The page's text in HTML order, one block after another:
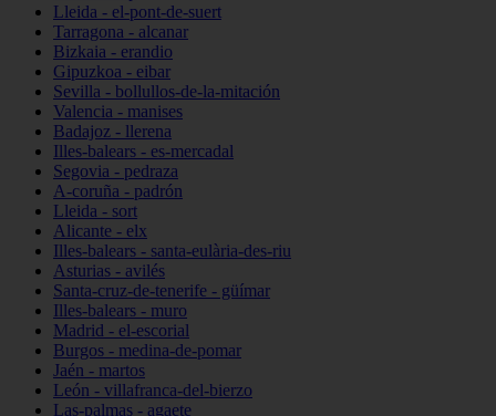
Lleida - el-pont-de-suert
Tarragona - alcanar
Bizkaia - erandio
Gipuzkoa - eibar
Sevilla - bollullos-de-la-mitación
Valencia - manises
Badajoz - llerena
Illes-balears - es-mercadal
Segovia - pedraza
A-coruña - padrón
Lleida - sort
Alicante - elx
Illes-balears - santa-eulària-des-riu
Asturias - avilés
Santa-cruz-de-tenerife - güímar
Illes-balears - muro
Madrid - el-escorial
Burgos - medina-de-pomar
Jaén - martos
León - villafranca-del-bierzo
Las-palmas - agaete